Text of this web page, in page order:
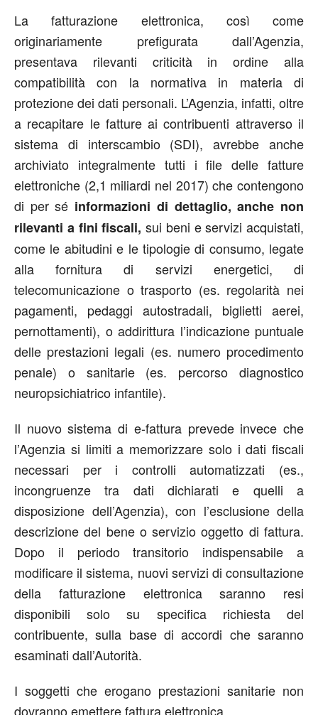
La fatturazione elettronica, così come
originariamente prefigurata dall’Agenzia,
presentava rilevanti criticità in ordine alla
compatibilità con la normativa in materia di
protezione dei dati personali. L’Agenzia, infatti, oltre
a recapitare le fatture ai contribuenti attraverso il
sistema di interscambio (SDI), avrebbe anche
archiviato integralmente tutti i file delle fatture
elettroniche (2,1 miliardi nel 2017) che contengono
di per sé informazioni di dettaglio, anche non
rilevanti a fini fiscali, sui beni e servizi acquistati,
come le abitudini e le tipologie di consumo, legate
alla fornitura di servizi energetici, di
telecomunicazione o trasporto (es. regolarità nei
pagamenti, pedaggi autostradali, biglietti aerei,
pernottamenti), o addirittura l’indicazione puntuale
delle prestazioni legali (es. numero procedimento
penale) o sanitarie (es. percorso diagnostico
neuropsichiatrico infantile).
Il nuovo sistema di e-fattura prevede invece che
l’Agenzia si limiti a memorizzare solo i dati fiscali
necessari per i controlli automatizzati (es.,
incongruenze tra dati dichiarati e quelli a
disposizione dell’Agenzia), con l’esclusione della
descrizione del bene o servizio oggetto di fattura.
Dopo il periodo transitorio indispensabile a
modificare il sistema, nuovi servizi di consultazione
della fatturazione elettronica saranno resi
disponibili solo su specifica richiesta del
contribuente, sulla base di accordi che saranno
esaminati dall’Autorità.
I soggetti che erogano prestazioni sanitarie non
dovranno emettere fattura elettronica.